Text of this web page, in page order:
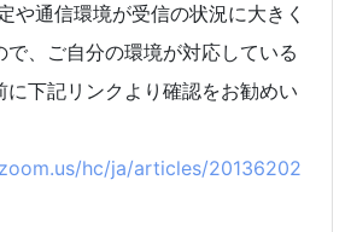
や通信環境が受信の状況に大きく
で、ご自分の環境が対応している
に下記リンクより確認をお勧めい
hc/ja/articles/20136202